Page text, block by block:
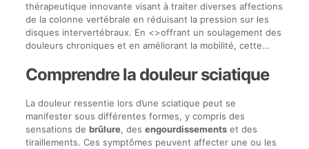
thérapeutique innovante visant à traiter diverses affections
de la colonne vertébrale en réduisant la pression sur les
disques intervertébraux. En <>offrant un soulagement des
douleurs chroniques et en améliorant la mobilité, cette…
Comprendre la douleur sciatique
La douleur ressentie lors d’une sciatique peut se
manifester sous différentes formes, y compris des
sensations de brûlure, des engourdissementset des
tiraillements. Ces symptômes peuvent affecter une ou les